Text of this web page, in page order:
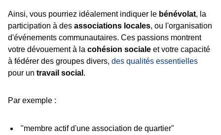
Ainsi, vous pourriez idéalement indiquer le bénévolat, la
participation à des associations locales, ou l'organisation
d'événements communautaires. Ces passions montrent
votre dévouement à la cohésion sociale et votre capacité
à fédérer des groupes divers, des qualités essentielles
pour un travail social .
Par exemple :
"membre actif d'une association de quartier"